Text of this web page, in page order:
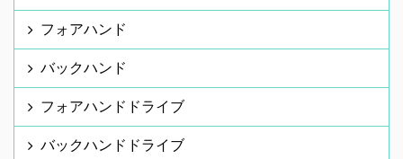
フォアハンド
バックハンド
フォアハンドドライブ
バックハンドドライブ